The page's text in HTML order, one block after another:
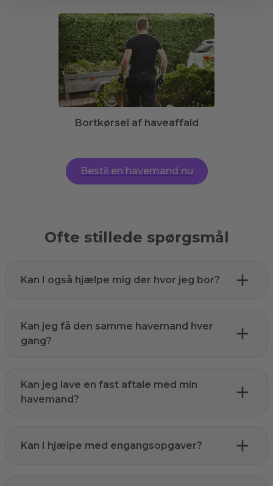
Bortkørsel af haveaffald
Bestil en havemand nu
Ofte stillede spørgsmål
Kan I også hjælpe mig der hvor jeg bor?
Kan jeg få den samme havemand hver
gang?
Kan jeg lave en fast aftale med min
havemand?
Kan I hjælpe med engangsopgaver?